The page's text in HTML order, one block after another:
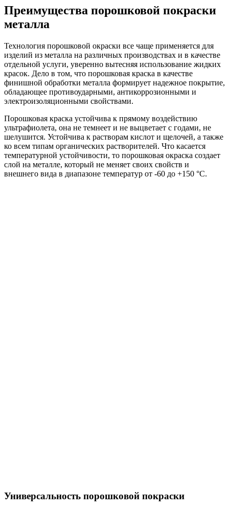
Преимущества порошковой покраски
металла
Технология порошковой окраски все чаще применяется для
изделий из металла на различных производствах и в качестве
отдельной услуги, уверенно вытесняя использование жидких
красок. Дело в том, что порошковая краска в качестве
финишной обработки металла формирует надежное покрытие,
обладающее противоударными, антикоррозионными и
электроизоляционными свойствами.
Порошковая краска устойчива к прямому воздействию
ультрафиолета, она не темнеет и не выцветает с годами, не
шелушится. Устойчива к растворам кислот и щелочей, а также
ко всем типам органических растворителей. Что касается
температурной устойчивости, то порошковая окраска создает
слой на металле, который не меняет своих свойств и
внешнего вида в диапазоне температур от -60 до +150 °C.
Универсальность порошковой покраски